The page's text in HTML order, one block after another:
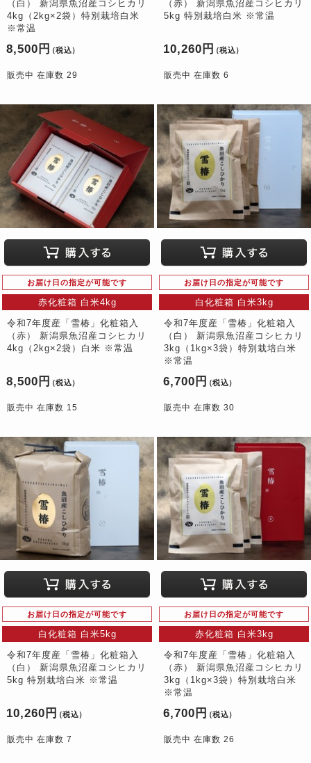
（白） 新潟県魚沼産コシヒカリ
4kg（2kg×2袋）特別栽培白米
※常温
8,500円 （税込）
販売中 在庫数 29
（赤） 新潟県魚沼産コシヒカリ
5kg 特別栽培白米 ※常温
10,260円 （税込）
販売中 在庫数 6
お届け日の指定が可能です
赤化粧箱 白米4kg
令和7年度産「雪椿」化粧箱入
（赤） 新潟県魚沼産コシヒカリ
4kg（2kg×2袋）白米 ※常温
8,500円 （税込）
販売中 在庫数 15
お届け日の指定が可能です
白化粧箱 白米3kg
令和7年度産「雪椿」化粧箱入
（白） 新潟県魚沼産コシヒカリ
3kg（1kg×3袋）特別栽培白米
※常温
6,700円 （税込）
販売中 在庫数 30
お届け日の指定が可能です
白化粧箱 白米5kg
令和7年度産「雪椿」化粧箱入
（白） 新潟県魚沼産コシヒカリ
5kg 特別栽培白米 ※常温
10,260円 （税込）
販売中 在庫数 7
お届け日の指定が可能です
赤化粧箱 白米3kg
令和7年度産「雪椿」化粧箱入
（赤） 新潟県魚沼産コシヒカリ
3kg（1kg×3袋）特別栽培白米
※常温
6,700円 （税込）
販売中 在庫数 26